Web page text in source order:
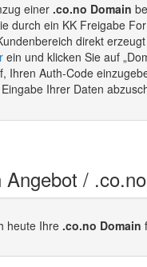
einer .co.no Domain
durch ein KK Freigabe
direkt
ein und klicken Sie auf
Ihren Auth-Code
Ihrer Daten
Angebot /
heute Ihre .co.no Domain